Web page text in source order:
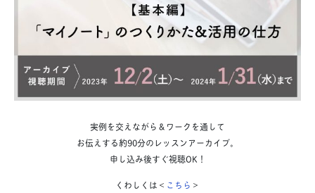
実例を交えながら＆ワークを通して
お伝えする約90分のレッスンアーカイブ。
申し込み後すぐ視聴OK！
くわしくは＜ こちら ＞